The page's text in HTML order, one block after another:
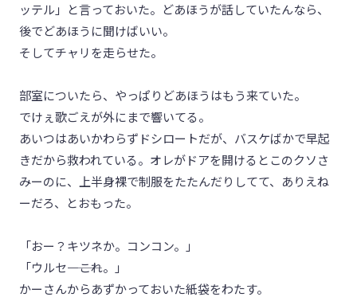
ッテル」と言っておいた。どあほうが話していたんなら、
後でどあほうに聞けばいい。
そしてチャリを走らせた。
部室についたら、やっぱりどあほうはもう来ていた。
でけぇ歌ごえが外にまで響いてる。
あいつはあいかわらずドシロートだが、バスケばかで早起
きだから救われている。オレがドアを開けるとこのクソさ
みーのに、上半身裸で制服をたたんだりしてて、ありえね
ーだろ、とおもった。
「おー？キツネか。コンコン。」
「ウルセ――――これ。」
かーさんからあずかっておいた紙袋をわたす。